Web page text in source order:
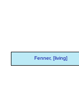
Fenner, [living]